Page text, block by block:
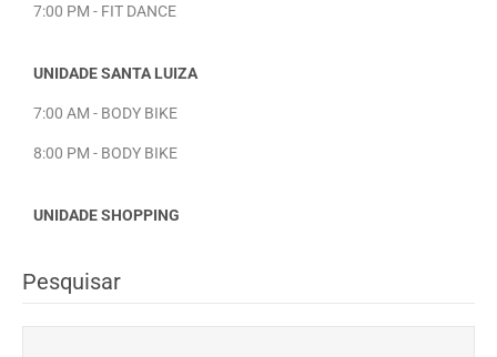
7:00 PM - FIT DANCE
UNIDADE SANTA LUIZA
7:00 AM - BODY BIKE
8:00 PM - BODY BIKE
UNIDADE SHOPPING
Pesquisar